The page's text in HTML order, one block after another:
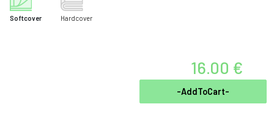
Softcover Hardcover
16.00 €
-AddToCart-